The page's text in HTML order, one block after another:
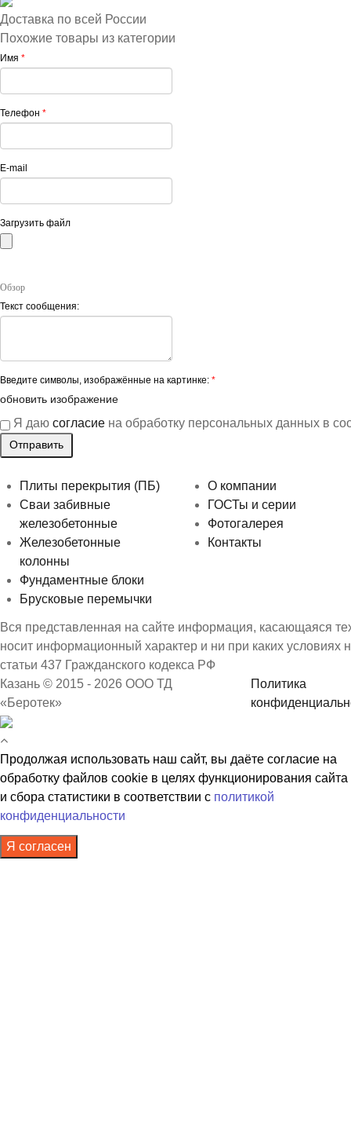
Доставка по всей России
Похожие товары из категории
Имя *
Телефон *
E-mail
Загрузить файл
Обзор
Текст сообщения:
Введите символы, изображённые на картинке: *
обновить изображение
Я даю согласие на обработку персональных данных в
Плиты перекрытия (ПБ)
Сваи забивные
железобетонные
Железобетонные
колонны
Фундаментные блоки
Брусковые перемычки
О компании
ГОСТы и серии
Фотогалерея
Контакты
Вся представленная на сайте информация, касающаяся
носит информационный характер и ни при каких
статьи 437 Гражданского кодекса РФ
Казань © 2015 - 2026 ООО ТД
«Беротек»
Политика
Продолжая использовать наш сайт, вы даёте согласие на
обработку файлов cookie в целях функционирования сайта
и сбора статистики в соответствии с политикой
конфиденциальности
Я согласен